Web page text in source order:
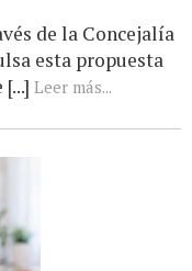
de la Concejalía
esta propuesta
Leer más...